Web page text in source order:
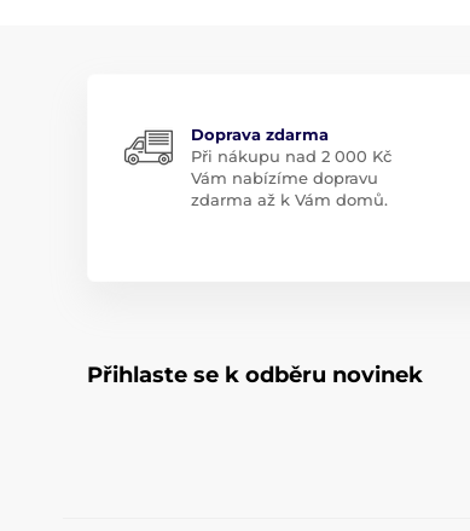
Doprava zdarma
Při nákupu nad 2 000 Kč
Vám nabízíme dopravu
zdarma až k Vám domů.
Přihlaste se k odběru novinek